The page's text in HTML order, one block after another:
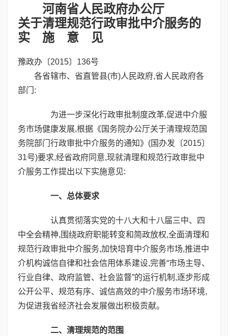
河南省人民政府办公厅
关于清理规范行政审批中介服务的
实 施 意 见
豫政办〔2015〕136号
各省辖市、省直管县(市)人民政府,省人民政府各
部门:
为进一步深化行政审批制度改革,促进中介服
务市场健康发展,根据《国务院办公厅关于清理规范国
务院部门行政审批中介服务的通知》(国办发〔2015〕
31号)要求,经省政府同意,现就清理和规范行政审批中
介服务工作提出以下实施意见:
一、总体要求
认真贯彻落实党的十八大和十八届三中、四
中全会精神,围绕政府职能转变和简政放权,全面清理和
规范行政审批中介服务,加快培育中介服务市场,推进中
介机构诚信自律和社会信用体系建设,完善“市场主导、
行业自律、政府监管、社会监督”的运行机制,逐步形成
公开公平、规范有序、诚信高效的中介服务市场环境,
为促进我省经济社会发展做出积极贡献。
二、清理规范的范围